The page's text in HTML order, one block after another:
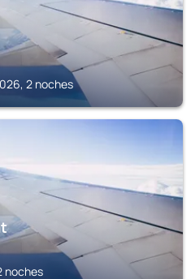
2 noches
noches